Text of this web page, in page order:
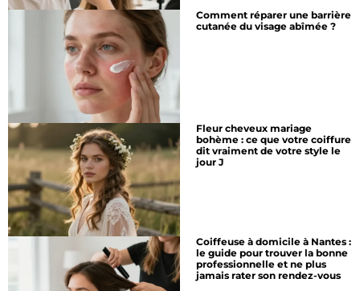
Comment réparer une barrière
cutanée du visage abîmée ?
Fleur cheveux mariage
bohème : ce que votre coiffure
dit vraiment de votre style le
jour J
Coiffeuse à domicile à Nantes :
le guide pour trouver la bonne
professionnelle et ne plus
jamais rater son rendez-vous